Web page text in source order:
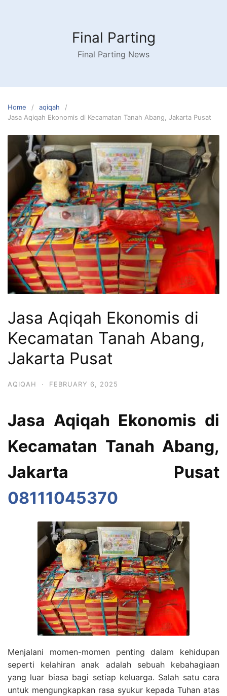
Final Parting
Final Parting News
Home
aqiqah
Jasa Aqiqah Ekonomis di Kecamatan Tanah Abang, Jakarta Pusat
Jasa Aqiqah Ekonomis di
Kecamatan Tanah Abang,
Jakarta Pusat
AQIQAH · FEBRUARY 6, 2025
Jasa Aqiqah Ekonomis di
Kecamatan Tanah Abang,
Jakarta Pusat
08111045370
Menjalani momen-momen penting dalam kehidupan
seperti kelahiran anak adalah sebuah kebahagiaan
yang luar biasa bagi setiap keluarga. Salah satu cara
untuk mengungkapkan rasa syukur kepada Tuhan atas